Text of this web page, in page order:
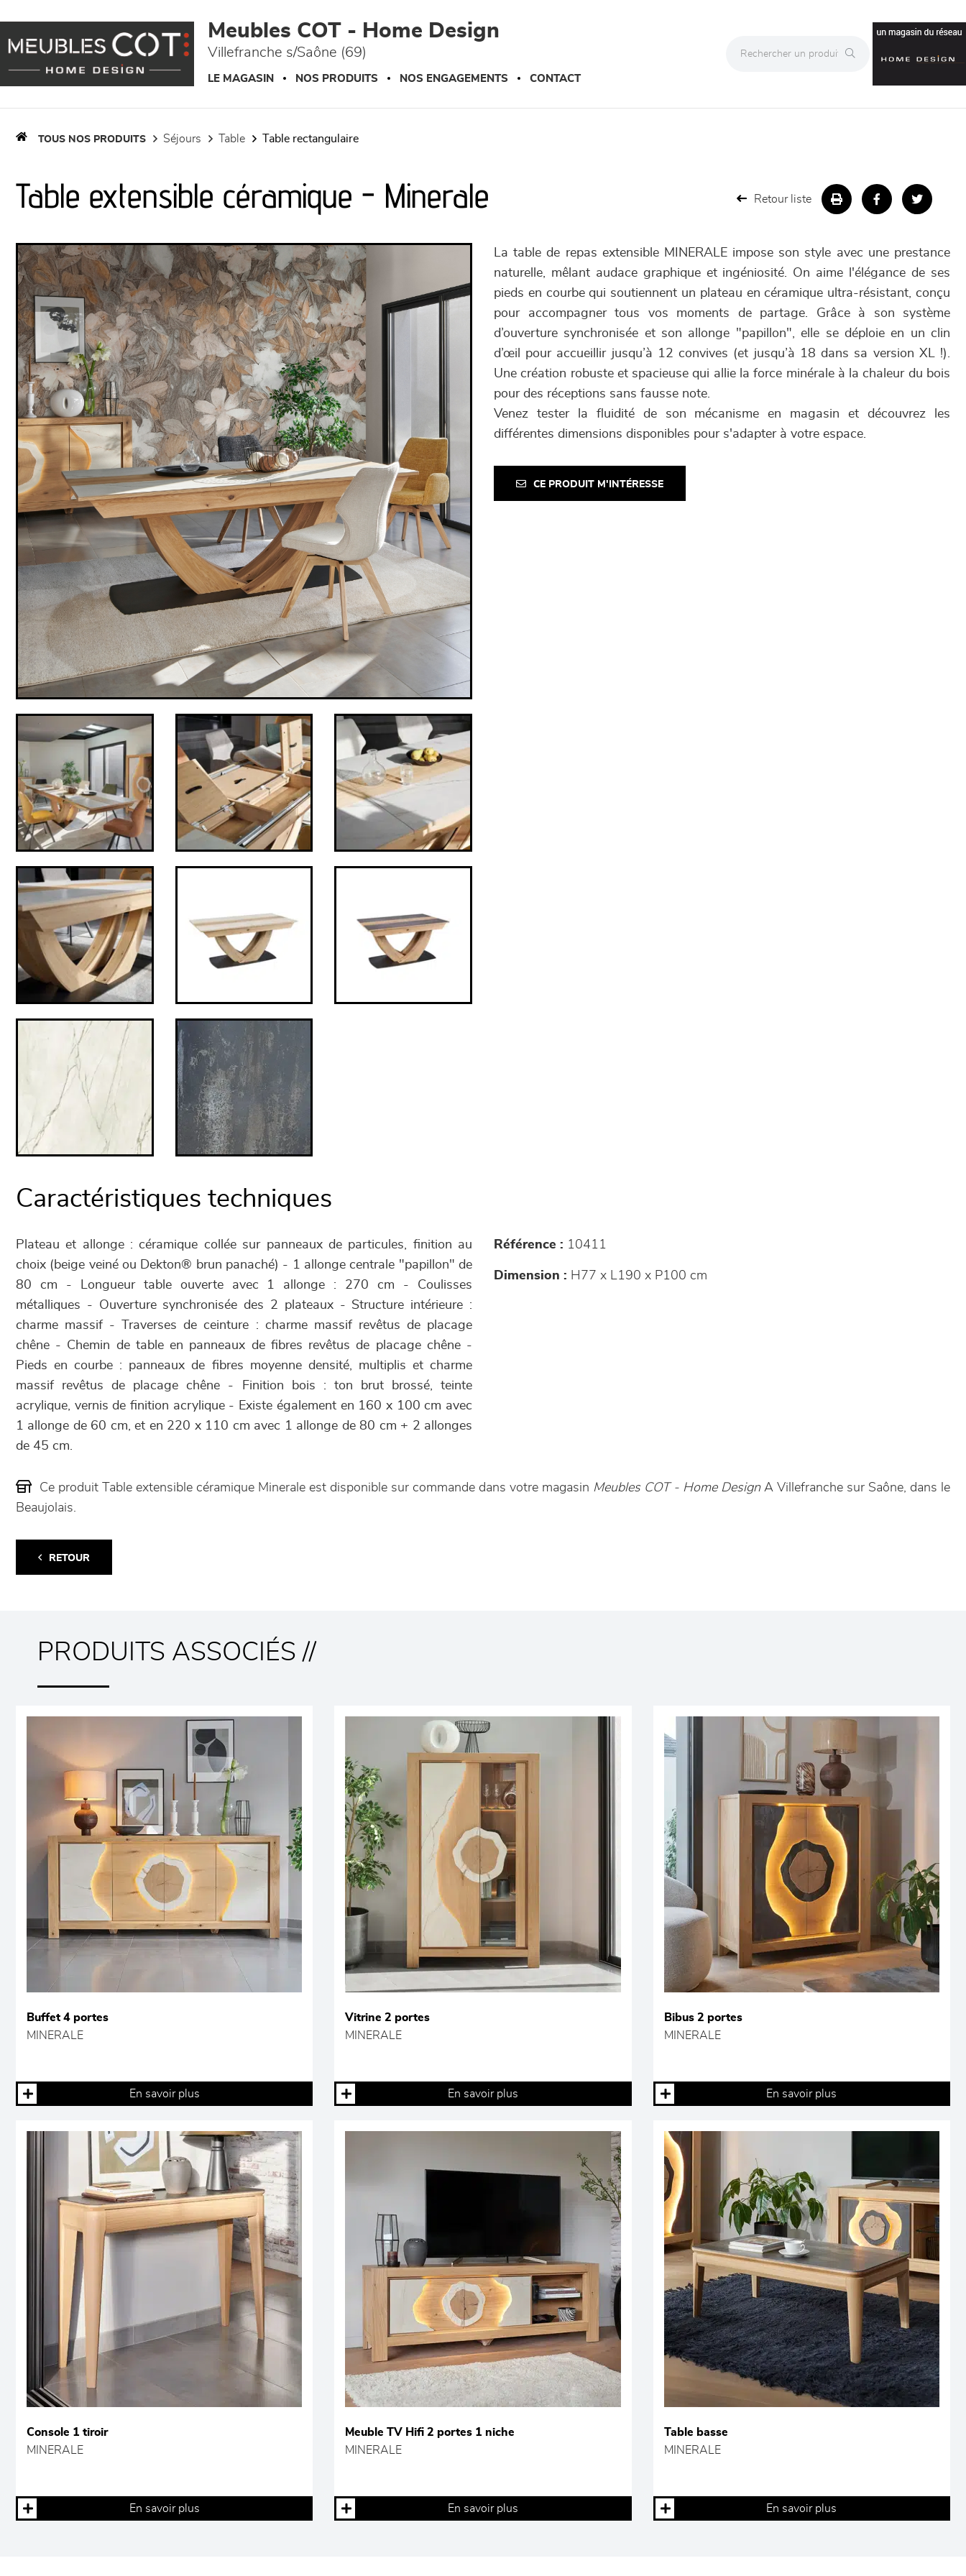
Meubles COT - Home Design
Villefranche s/Saône (69)
LE MAGASIN NOS PRODUITS NOS ENGAGEMENTS CONTACT
TOUS NOS PRODUITS séjours table table rectangulaire
Table extensible céramique - Minerale Retour liste
La table de repas extensible MINERALE impose son style avec une prestance
naturelle, mêlant audace graphique et ingéniosité. On aime l'élégance de ses
pieds en courbe qui soutiennent un plateau en céramique ultra-résistant, conçu
pour accompagner tous vos moments de partage. Grâce à son système
d’ouverture synchronisée et son allonge "papillon", elle se déploie en un clin
d’œil pour accueillir jusqu’à 12 convives (et jusqu’à 18 dans sa version XL !).
Une création robuste et spacieuse qui allie la force minérale à la chaleur du bois
pour des réceptions sans fausse note.
Venez tester la fluidité de son mécanisme en magasin et découvrez les
différentes dimensions disponibles pour s'adapter à votre espace.
CE PRODUIT M'INTÉRESSE
Caractéristiques techniques
Plateau et allonge : céramique collée sur panneaux de particules, finition au
choix (beige veiné ou Dekton® brun panaché) - 1 allonge centrale "papillon" de
80 cm - Longueur table ouverte avec 1 allonge : 270 cm - Coulisses
métalliques - Ouverture synchronisée des 2 plateaux - Structure intérieure :
charme massif - Traverses de ceinture : charme massif revêtus de placage
chêne - Chemin de table en panneaux de fibres revêtus de placage chêne -
Pieds en courbe : panneaux de fibres moyenne densité, multiplis et charme
massif revêtus de placage chêne - Finition bois : ton brut brossé, teinte
acrylique, vernis de finition acrylique - Existe également en 160 x 100 cm avec
1 allonge de 60 cm, et en 220 x 110 cm avec 1 allonge de 80 cm + 2 allonges
de 45 cm.
Référence : 10411
Dimension : H77 x L190 x P100 cm
Ce produit Table extensible céramique Minerale est disponible sur commande dans votre magasin Meubles COT - Home DesignA Villefranche sur Saône, dans le
Beaujolais.
RETOUR
PRODUITS ASSOCIÉS //
Buffet 4 portes
MINERALE
En savoir plus
Vitrine 2 portes
MINERALE
En savoir plus
Bibus 2 portes
MINERALE
En savoir plus
Console 1 tiroir
MINERALE
En savoir plus
Meuble TV Hifi 2 portes 1 niche
MINERALE
En savoir plus
Table basse
MINERALE
En savoir plus